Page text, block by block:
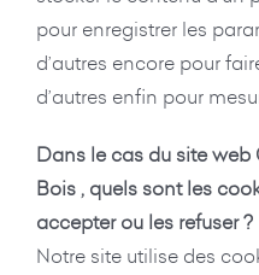
pour enregistrer les
d’autres encore pour
d’autres enfin pour
Dans le cas du site
Bois , quels sont les
accepter ou les refuser ?
Notre site utilise des